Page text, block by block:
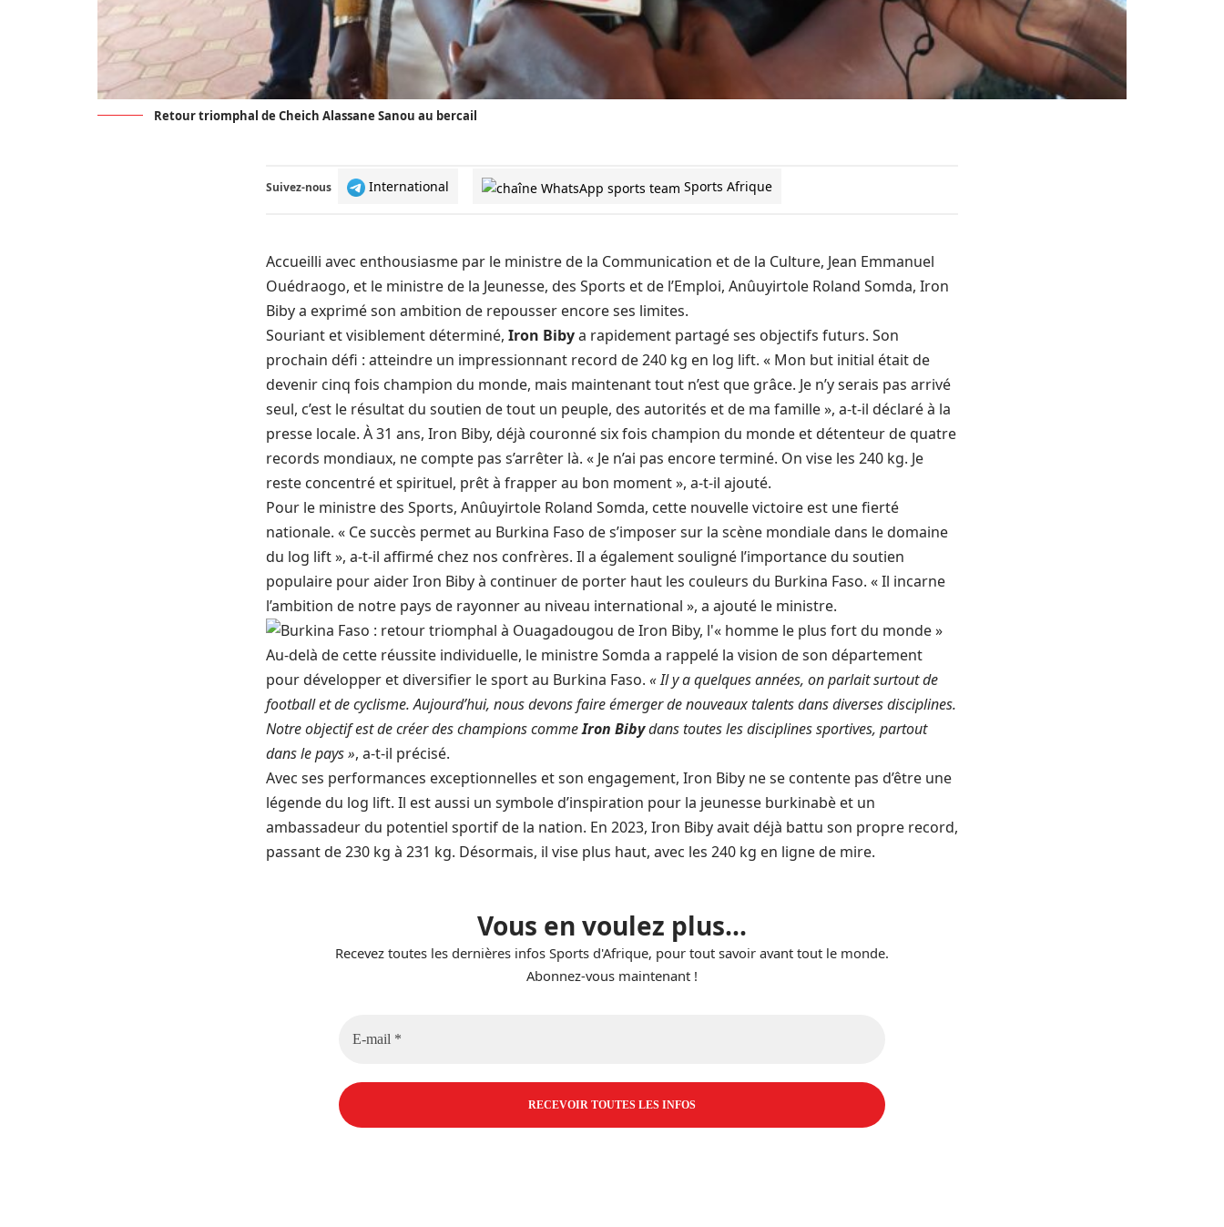
Retour triomphal de Cheich Alassane Sanou au bercail
Suivez-nous International Sports Afrique
Accueilli avec enthousiasme par le ministre de la Communication et de la Culture, Jean Emmanuel
Ouédraogo, et le ministre de la Jeunesse, des Sports et de l’Emploi, Anûuyirtole Roland Somda, Iron
Biby a exprimé son ambition de repousser encore ses limites.
Souriant et visiblement déterminé, Iron Bibya rapidement partagé ses objectifs futurs. Son
prochain défi : atteindre un impressionnant record de 240 kg en log lift. « Mon but initial était de
devenir cinq fois champion du monde, mais maintenant tout n’est que grâce. Je n’y serais pas arrivé
seul, c’est le résultat du soutien de tout un peuple, des autorités et de ma famille », a-t-il déclaré à la
presse locale. À 31 ans, Iron Biby, déjà couronné six fois champion du monde et détenteur de quatre
records mondiaux, ne compte pas s’arrêter là. « Je n’ai pas encore terminé. On vise les 240 kg. Je
reste concentré et spirituel, prêt à frapper au bon moment », a-t-il ajouté.
Pour le ministre des Sports, Anûuyirtole Roland Somda, cette nouvelle victoire est une fierté
nationale. « Ce succès permet au Burkina Faso de s’imposer sur la scène mondiale dans le domaine
du log lift », a-t-il affirmé chez nos confrères. Il a également souligné l’importance du soutien
populaire pour aider Iron Biby à continuer de porter haut les couleurs du Burkina Faso. « Il incarne
l’ambition de notre pays de rayonner au niveau international », a ajouté le ministre.
Au-delà de cette réussite individuelle, le ministre Somda a rappelé la vision de son département
pour développer et diversifier le sport au Burkina Faso. « Il y a quelques années, on parlait surtout de
football et de cyclisme. Aujourd’hui, nous devons faire émerger de nouveaux talents dans diverses disciplines.
Notre objectif est de créer des champions commeIron Bibydans toutes les disciplines sportives, partout
dans le pays », a-t-il précisé.
Avec ses performances exceptionnelles et son engagement, Iron Biby ne se contente pas d’être une
légende du log lift. Il est aussi un symbole d’inspiration pour la jeunesse burkinabè et un
ambassadeur du potentiel sportif de la nation. En 2023, Iron Biby avait déjà battu son propre record,
passant de 230 kg à 231 kg. Désormais, il vise plus haut, avec les 240 kg en ligne de mire.
Vous en voulez plus...
Recevez toutes les dernières infos Sports d'Afrique, pour tout savoir avant tout le monde.
Abonnez-vous maintenant !